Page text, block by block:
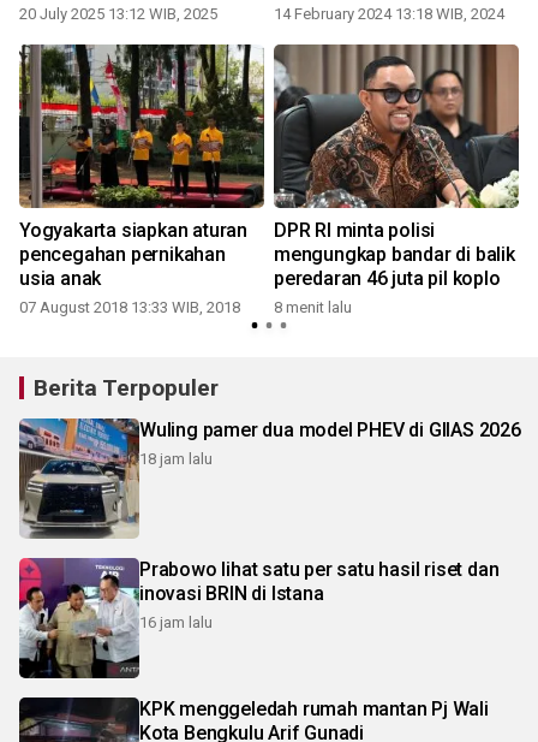
gawai
20 July 2025 13:12 WIB, 2025 14 February 2024 13:18 WIB, 2024
Yogyakarta siapkan aturan
pencegahan pernikahan
usia anak
07 August 2018 13:33 WIB, 2018
DPR RI minta polisi
mengungkap bandar di balik
peredaran 46 juta pil koplo
8 menit lalu
Berita Terpopuler
Wuling pamer dua model PHEV di GIIAS 2026
18 jam lalu
Prabowo lihat satu per satu hasil riset dan
inovasi BRIN di Istana
16 jam lalu
KPK menggeledah rumah mantan Pj Wali
Kota Bengkulu Arif Gunadi